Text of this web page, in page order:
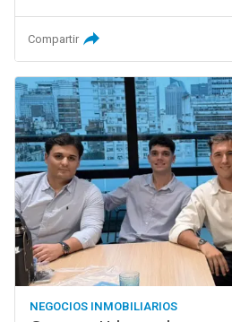
Compartir
NEGOCIOS INMOBILIARIOS